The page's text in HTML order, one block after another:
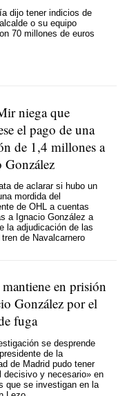
dijo tener indicios de
o su equipo
70 millones de euros
niega que
el pago de una
de 1,4 millones a
González
de aclarar si hubo un
mordida del
de OHL a cuentas
a Ignacio González a
la adjudicación de las
de Navalcarnero
en prisión
González por el
fuga
se desprende
de la
de Madrid pudo tener
decisivo y necesario» en
que se investigan en la